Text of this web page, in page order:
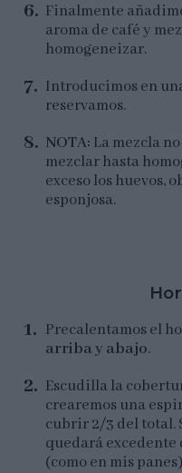
Finalmente
aroma de café y
homogeneizar.
Introducimos en
reservamos.
NOTA: La mezcla
mezclar hasta
exceso los huevos,
esponjosa.
Precalentamos el
arriba y abajo.
Escudilla la
crearemos una
cubrir 2/3 del total.
quedará excedente
(como en mis